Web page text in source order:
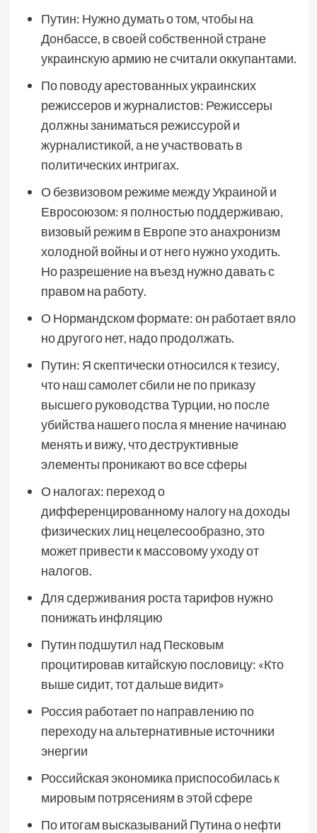
Путин: Нужно думать о том, чтобы на
Донбассе, в своей собственной стране
украинскую армию не считали оккупантами.
По поводу арестованных украинских
режиссеров и журналистов: Режиссеры
должны заниматься режиссурой и
журналистикой, а не участвовать в
политических интригах.
О безвизовом режиме между Украиной и
Евросоюзом: я полностью поддерживаю,
визовый режим в Европе это анахронизм
холодной войны и от него нужно уходить.
Но разрешение на въезд нужно давать с
правом на работу.
О Нормандском формате: он работает вяло
но другого нет, надо продолжать.
Путин: Я скептически относился к тезису,
что наш самолет сбили не по приказу
высшего руководства Турции, но после
убийства нашего посла я мнение начинаю
менять и вижу, что деструктивные
элементы проникают во все сферы
О налогах: переход о
дифференцированному налогу на доходы
физических лиц нецелесообразно, это
может привести к массовому уходу от
налогов.
Для сдерживания роста тарифов нужно
понижать инфляцию
Путин подшутил над Песковым
процитировав китайскую пословицу: «Кто
выше сидит, тот дальше видит»
Россия работает по направлению по
переходу на альтернативные источники
энергии
Российская экономика приспособилась к
мировым потрясениям в этой сфере
По итогам высказываний Путина о нефти